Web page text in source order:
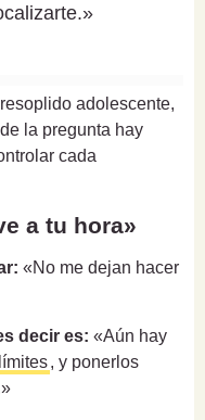
adolescente,
la pregunta hay
cada
a tu hora»
«No me dejan hacer
decir es: «Aún hay
, y ponerlos